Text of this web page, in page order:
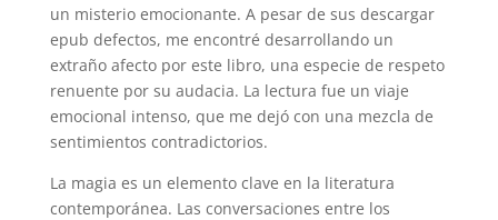
un misterio emocionante. A pesar de sus descargar
epub defectos, me encontré desarrollando un
extraño afecto por este libro, una especie de respeto
renuente por su audacia. La lectura fue un viaje
emocional intenso, que me dejó con una mezcla de
sentimientos contradictorios.
La magia es un elemento clave en la literatura
contemporánea. Las conversaciones entre los